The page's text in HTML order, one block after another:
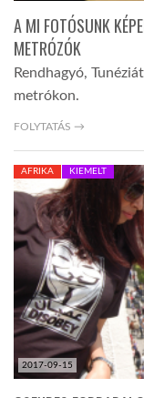
A MI FOTÓSUNK
METRÓZÓK
Rendhagyó,
metrókon.
FOLYTATÁS →
2017-09-15
AFRIKA KIEMELT